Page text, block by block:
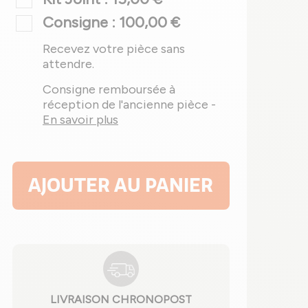
Consigne : 100,00 €
Recevez votre pièce sans
attendre.
Consigne remboursée à
réception de l'ancienne pièce -
En savoir plus
AJOUTER AU PANIER
LIVRAISON CHRONOPOST